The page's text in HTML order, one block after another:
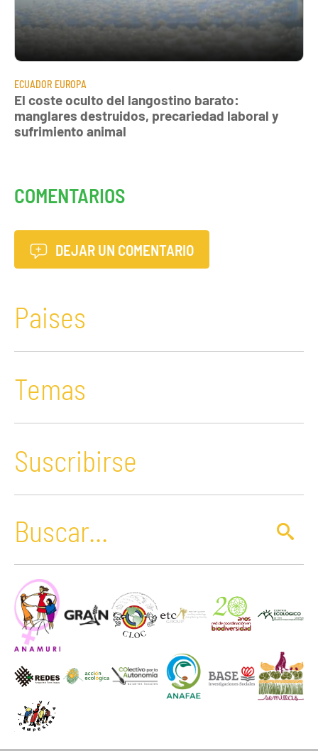
ECUADOR EUROPA
El coste oculto del langostino barato:
manglares destruidos, precariedad laboral y
sufrimiento animal
COMENTARIOS
DEJAR UN COMENTARIO
Paises
Temas
Suscribirse